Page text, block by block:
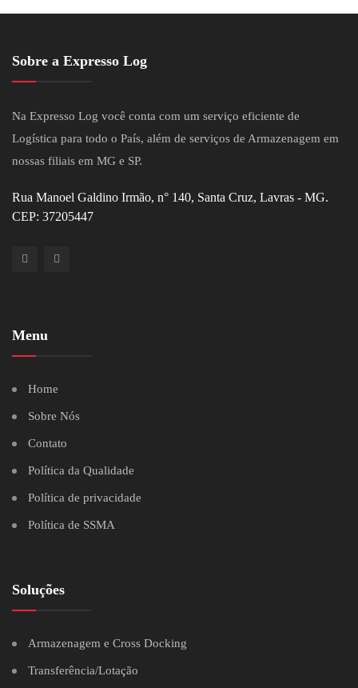
Sobre a Expresso Log
Na Expresso Log você conta com um serviço eficiente de
Logística para todo o País, além de serviços de Armazenagem em
nossas filiais em MG e SP.
Rua Manoel Galdino Irmão, n° 140, Santa Cruz, Lavras - MG.
CEP: 37205447
Menu
Home
Sobre Nós
Contato
Política da Qualidade
Política de privacidade
Política de SSMA
Soluções
Armazenagem e Cross Docking
Transferência/Lotação